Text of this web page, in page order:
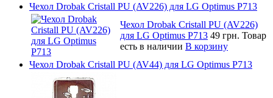
Чехол Drobak Cristall PU (AV226) для LG Optimus P713
Чехол Drobak Cristall PU (AV226)
для LG Optimus P713 49 грн. Товар
есть в наличии В корзину
Чехол Drobak Cristall PU (AV44) для LG Optimus P713